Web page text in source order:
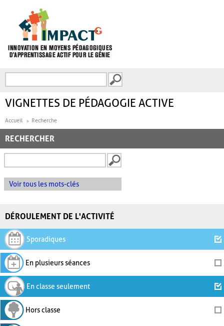
FORMULAIRE DE
VIGNETTES DE PÉDAGOGIE ACTIVE
Accueil Recherche
RECHERCHER
Voir tous les mots-clés
DÉROULEMENT DE L'ACTIVITÉ
Sporadiques
En plusieurs séances
En classe seulement
Hors classe